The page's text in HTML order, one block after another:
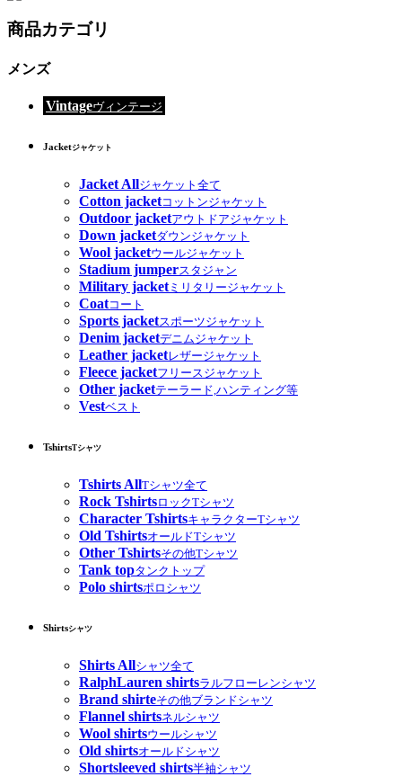
商品カテゴリ
メンズ
Vintageヴィンテージ
Jacketジャケット
Jacket Allジャケット全て
Cotton jacketコットンジャケット
Outdoor jacketアウトドアジャケット
Down jacketダウンジャケット
Wool jacketウールジャケット
Stadium jumperスタジャン
Military jacketミリタリージャケット
Coatコート
Sports jacketスポーツジャケット
Denim jacketデニムジャケット
Leather jacketレザージャケット
Fleece jacketフリースジャケット
Other jacketテーラード,ハンティング等
Vestベスト
TshirtsTシャツ
Tshirts AllTシャツ全て
Rock TshirtsロックTシャツ
Character TshirtsキャラクターTシャツ
Old TshirtsオールドTシャツ
Other Tshirtsその他Tシャツ
Tank topタンクトップ
Polo shirtsポロシャツ
Shirtsシャツ
Shirts Allシャツ全て
RalphLauren shirtsラルフローレンシャツ
Brand shirteその他ブランドシャツ
Flannel shirtsネルシャツ
Wool shirtsウールシャツ
Old shirtsオールドシャツ
Shortsleeved shirts半袖シャツ